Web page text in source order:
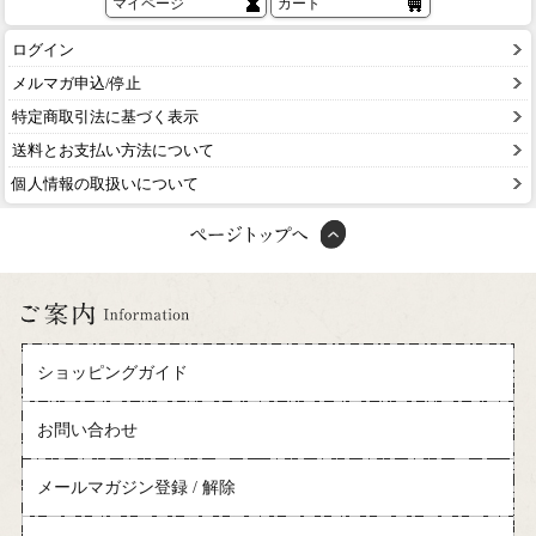
マイページ カート
ログイン
メルマガ申込/停止
特定商取引法に基づく表示
送料とお支払い方法について
個人情報の取扱いについて
ショッピングガイド
お問い合わせ
メールマガジン登録 / 解除